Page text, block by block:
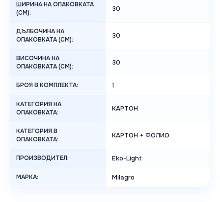
ШИРИНА НА ОПАКОВКАТА
(CM):
30
ДЪЛБОЧИНА НА
ОПАКОВКАТА (CM):
30
ВИСОЧИНА НА
ОПАКОВКАТА (СМ):
30
БРОЯ В КОМПЛЕКТА: 1
КАТЕГОРИЯ НА
ОПАКОВКАТА:
КАРТОН
КАТЕГОРИЯ В
ОПАКОВКАТА:
КАРТОН + ФОЛИО
ПРОИЗВОДИТЕЛ: Eko-Light
МАРКА: Milagro